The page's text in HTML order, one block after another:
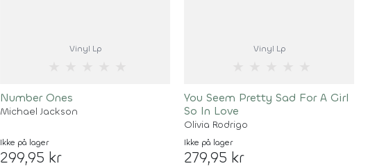
Vinyl Lp
Number Ones
Michael Jackson
Ikke på lager
299,95 kr
Vinyl Lp
You Seem Pretty Sad For A Girl
So In Love
Olivia Rodrigo
Ikke på lager
279,95 kr